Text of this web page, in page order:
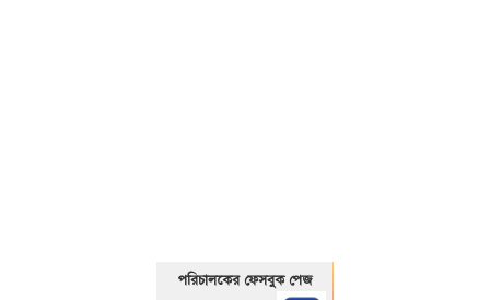
পরিচালকের ফেসবুক পেজ